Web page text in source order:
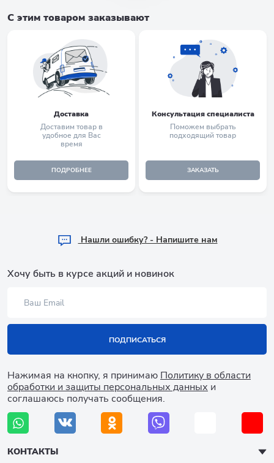
С этим товаром заказывают
Доставка
Доставим товар в
удобное для Вас
время
ПОДРОБНЕЕ
Консультация специалиста
Поможем выбрать
подходящий товар
ЗАКАЗАТЬ
Hашли ошибку? - Напишите нам
Хочу быть в курсе акций и новинок
ПОДПИСАТЬСЯ
Нажимая на кнопку, я принимаю Политику в области
обработки и защиты персональных данных и
соглашаюсь получать сообщения.
КОНТАКТЫ